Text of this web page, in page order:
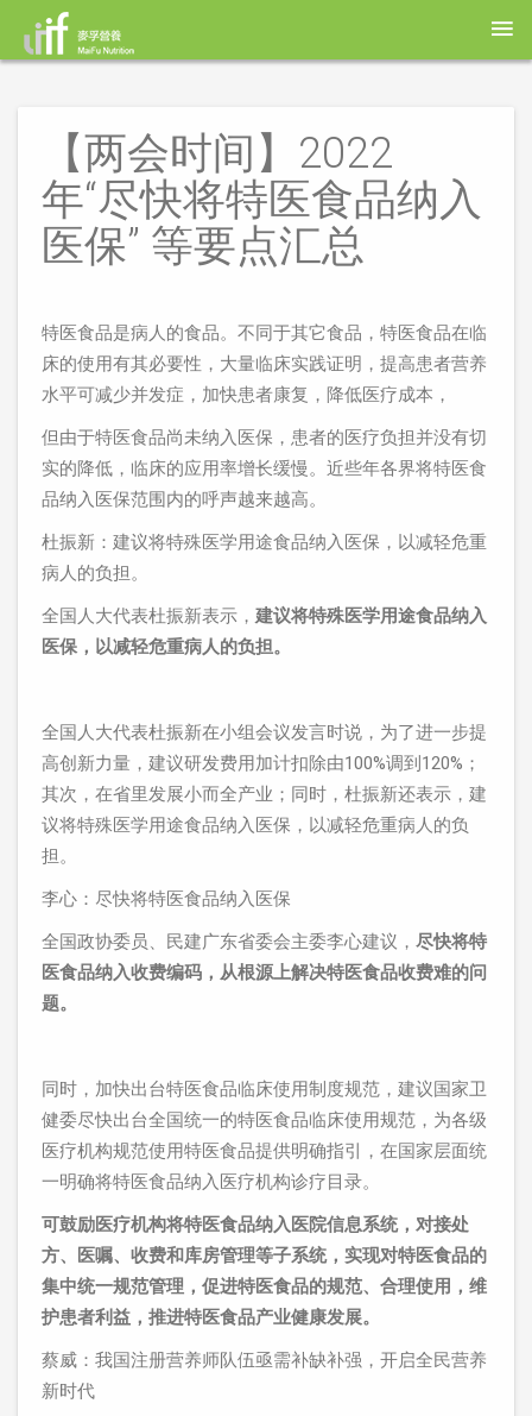
【两会时间】2022
年“尽快将特医食品纳入
医保” 等要点汇总
特医食品是病人的食品。不同于其它食品，特医食品在临
床的使用有其必要性，大量临床实践证明，提高患者营养
水平可减少并发症，加快患者康复，降低医疗成本，
但由于特医食品尚未纳入医保，患者的医疗负担并没有切
实的降低，临床的应用率增长缓慢。近些年各界将特医食
品纳入医保范围内的呼声越来越高。
杜振新：建议将特殊医学用途食品纳入医保，以减轻危重
病人的负担。
全国人大代表杜振新表示， 建议将特殊医学用途食品纳入
医保，以减轻危重病人的负担。
全国人大代表杜振新在小组会议发言时说，为了进一步提
高创新力量，建议研发费用加计扣除由100%调到120%；
其次，在省里发展小而全产业；同时，杜振新还表示，建
议将特殊医学用途食品纳入医保，以减轻危重病人的负
担。
李心：尽快将特医食品纳入医保
全国政协委员、民建广东省委会主委李心建议， 尽快将特
医食品纳入收费编码，从根源上解决特医食品收费难的问
题。
同时，加快出台特医食品临床使用制度规范，建议国家卫
健委尽快出台全国统一的特医食品临床使用规范，为各级
医疗机构规范使用特医食品提供明确指引，在国家层面统
一明确将特医食品纳入医疗机构诊疗目录。
可鼓励医疗机构将特医食品纳入医院信息系统，对接处
方、医嘱、收费和库房管理等子系统，实现对特医食品的
集中统一规范管理，促进特医食品的规范、合理使用，维
护患者利益，推进特医食品产业健康发展。
蔡威：我国注册营养师队伍亟需补缺补强，开启全民营养
新时代